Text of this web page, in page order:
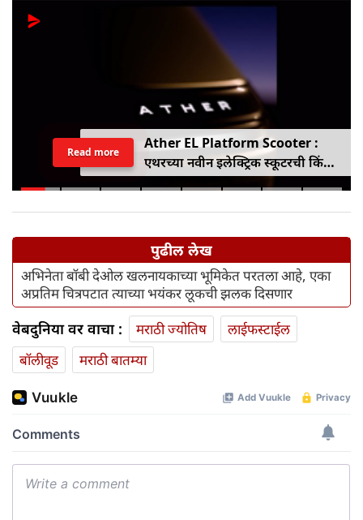
Ather EL Platform Scooter :
एथरच्या नवीन इलेक्ट्रिक स्कूटरची किंमत
जाहीर, जाणून घ्या कोनार्कमध्ये कोणती
Read more
पुढील लेख
अभिनेता बॉबी देओल खलनायकाच्या भूमिकेत परतला आहे, एका
अप्रतिम चित्रपटात त्याच्या भयंकर लूकची झलक दिसणार
वेबदुनिया वर वाचा : मराठी ज्योतिष
लाईफस्टाईल
बॉलीवूड
मराठी बातम्या